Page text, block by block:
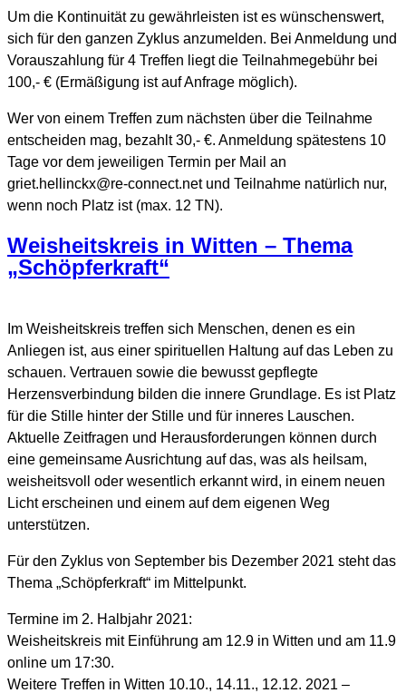
Um die Kontinuität zu gewährleisten ist es wünschenswert,
sich für den ganzen Zyklus anzumelden. Bei Anmeldung und
Vorauszahlung für 4 Treffen liegt die Teilnahmegebühr bei
100,- € (Ermäßigung ist auf Anfrage möglich).
Wer von einem Treffen zum nächsten über die Teilnahme
entscheiden mag, bezahlt 30,- €. Anmeldung spätestens 10
Tage vor dem jeweiligen Termin per Mail an
griet.hellinckx@re-connect.net und Teilnahme natürlich nur,
wenn noch Platz ist (max. 12 TN).
Weisheitskreis in Witten – Thema
„Schöpferkraft“
Im Weisheitskreis treffen sich Menschen, denen es ein
Anliegen ist, aus einer spirituellen Haltung auf das Leben zu
schauen. Vertrauen sowie die bewusst gepflegte
Herzensverbindung bilden die innere Grundlage. Es ist Platz
für die Stille hinter der Stille und für inneres Lauschen.
Aktuelle Zeitfragen und Herausforderungen können durch
eine gemeinsame Ausrichtung auf das, was als heilsam,
weisheitsvoll oder wesentlich erkannt wird, in einem neuen
Licht erscheinen und einem auf dem eigenen Weg
unterstützen.
Für den Zyklus von September bis Dezember 2021 steht das
Thema „Schöpferkraft“ im Mittelpunkt.
Termine im 2. Halbjahr 2021:
Weisheitskreis mit Einführung am 12.9 in Witten und am 11.9
online um 17:30.
Weitere Treffen in Witten 10.10., 14.11., 12.12. 2021 –